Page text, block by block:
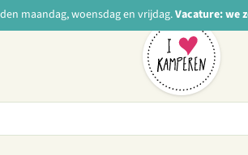
maandag, woensdag en vrijdag.Vacature: we